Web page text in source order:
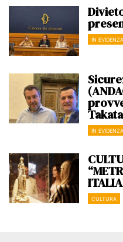
IN EVIDENZA
IN EVIDENZA
CULTURA